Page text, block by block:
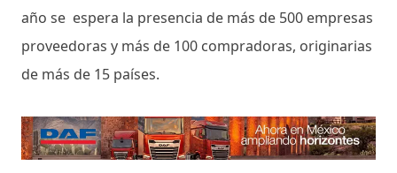
año se espera la presencia de más de 500 empresas
proveedoras y más de 100 compradoras, originarias
de más de 15 países.